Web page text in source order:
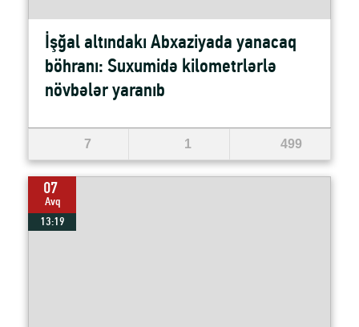
İşğal altındakı Abxaziyada yanacaq
böhranı: Suxumidə kilometrlərlə
növbələr yaranıb
7 1 499
07
Avq
13:19